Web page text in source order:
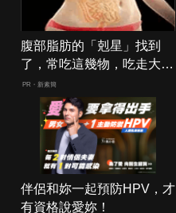
腹部脂肪的「剋星」找到
了，常吃這幾物，吃走大肚
囊，瘦出小蠻腰
PR・新素簡
伴侶和妳一起預防HPV，才
有資格說愛妳！